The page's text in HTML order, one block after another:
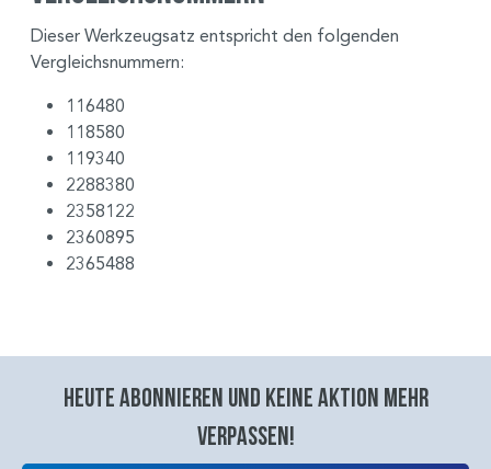
Dieser Werkzeugsatz entspricht den folgenden
Vergleichsnummern:
116480
118580
119340
2288380
2358122
2360895
2365488
Heute abonnieren und keine aktion mehr
verpassen!